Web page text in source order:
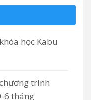
học Kabu
trình
6 tháng